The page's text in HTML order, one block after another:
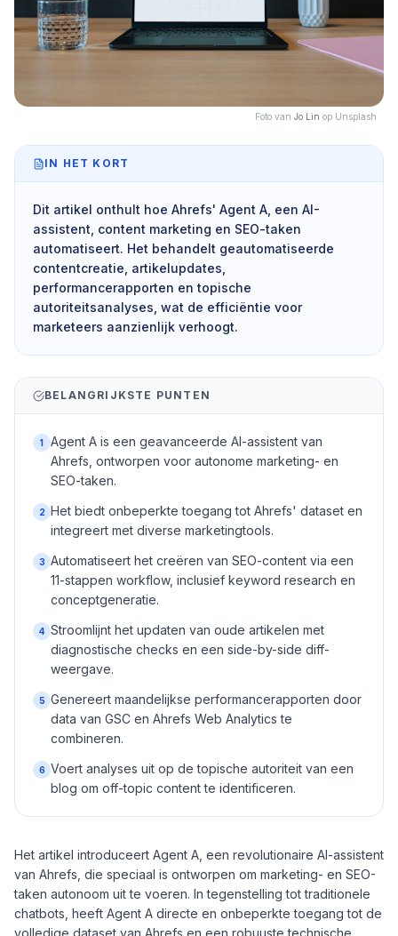
Foto van Jo Lin op Unsplash
IN HET KORT
Dit artikel onthult hoe Ahrefs' Agent A, een AI-
assistent, content marketing en SEO-taken
automatiseert. Het behandelt geautomatiseerde
contentcreatie, artikelupdates,
performancerapporten en topische
autoriteitsanalyses, wat de efficiëntie voor
marketeers aanzienlijk verhoogt.
BELANGRIJKSTE PUNTEN
1
Agent A is een geavanceerde AI-assistent van
Ahrefs, ontworpen voor autonome marketing- en
SEO-taken.
2 Het biedt onbeperkte toegang tot Ahrefs' dataset en
integreert met diverse marketingtools.
3 Automatiseert het creëren van SEO-content via een
11-stappen workflow, inclusief keyword research en
conceptgeneratie.
4 Stroomlijnt het updaten van oude artikelen met
diagnostische checks en een side-by-side diff-
weergave.
5 Genereert maandelijkse performancerapporten door
data van GSC en Ahrefs Web Analytics te
combineren.
6 Voert analyses uit op de topische autoriteit van een
blog om off-topic content te identificeren.
Het artikel introduceert Agent A, een revolutionaire AI-assistent
van Ahrefs, die speciaal is ontworpen om marketing- en SEO-
taken autonoom uit te voeren. In tegenstelling tot traditionele
chatbots, heeft Agent A directe en onbeperkte toegang tot de